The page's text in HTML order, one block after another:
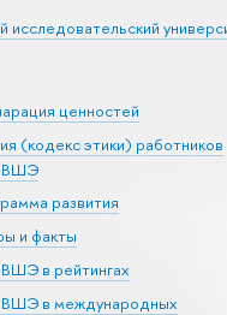
исследовательский
ценностей
(кодекс этики) работников
развития
и факты
в рейтингах
в международных